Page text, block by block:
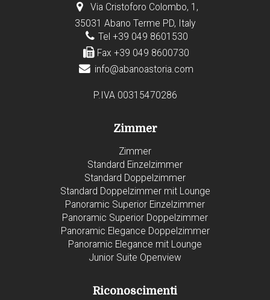
Via Cristoforo Colombo, 1,
35031 Abano Terme PD, Italy
Tel +39 049 8601530
Fax +39 049 8600730
info@abanoastoria.com
P.IVA 00315470286
Zimmer
Zimmer
Standard Einzelzimmer
Standard Doppelzimmer
Standard Doppelzimmer mit Lounge
Panoramic Superior Einzelzimmer
Panoramic Superior Doppelzimmer
Panoramic Elegance Doppelzimmer
Panoramic Elegance mit Lounge
Junior Suite Openview
Riconoscimenti